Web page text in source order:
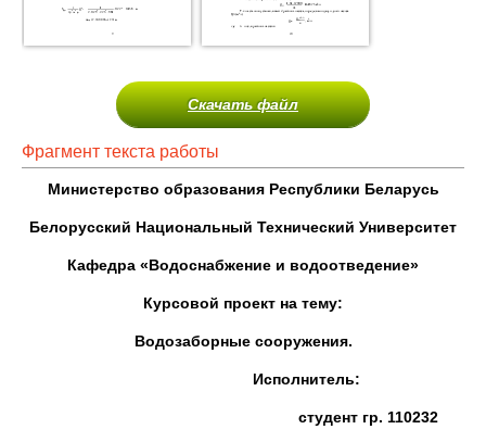
Скачать файл
Фрагмент текста работы
Министерство образования Республики Беларусь
Белорусский Национальный Технический Университет
Кафедра «Водоснабжение и водоотведение»
Курсовой проект на тему:
Водозаборные сооружения.
Исполнитель:
студент гр. 110232